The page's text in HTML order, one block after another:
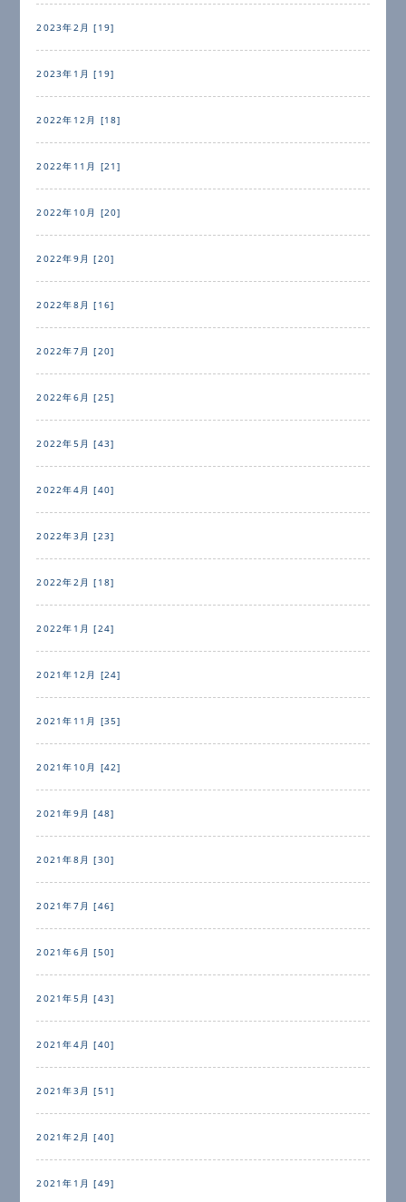
2023年2月 [19]
2023年1月 [19]
2022年12月 [18]
2022年11月 [21]
2022年10月 [20]
2022年9月 [20]
2022年8月 [16]
2022年7月 [20]
2022年6月 [25]
2022年5月 [43]
2022年4月 [40]
2022年3月 [23]
2022年2月 [18]
2022年1月 [24]
2021年12月 [24]
2021年11月 [35]
2021年10月 [42]
2021年9月 [48]
2021年8月 [30]
2021年7月 [46]
2021年6月 [50]
2021年5月 [43]
2021年4月 [40]
2021年3月 [51]
2021年2月 [40]
2021年1月 [49]